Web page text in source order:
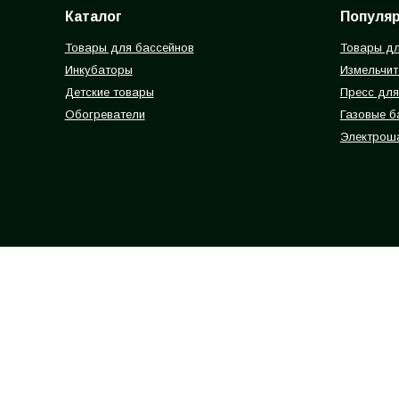
Каталог
Товары для бассейнов
Инкубаторы
Детские товары
Обогреватели
Товары
Пресс
Газовые